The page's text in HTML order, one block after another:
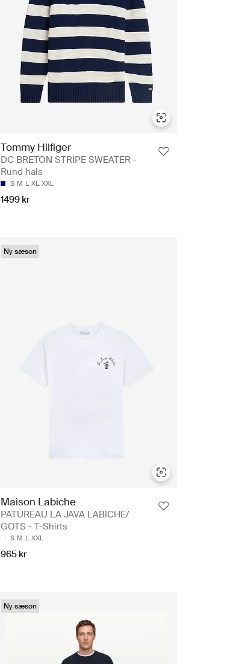
Tommy Hilfiger
DC BRETON STRIPE SWEATER -
Rund hals
S M L XL XXL
1499 kr
Ny sæson
Maison Labiche
PATUREAU LA JAVA LABICHE/
GOTS - T-Shirts
S M L XXL
965 kr
Ny sæson